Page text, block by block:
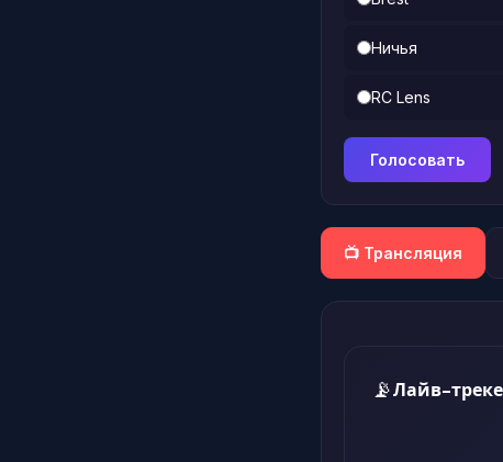
Ничья
RC Lens
Голосовать
📺 Трансляция
📡Лайв-